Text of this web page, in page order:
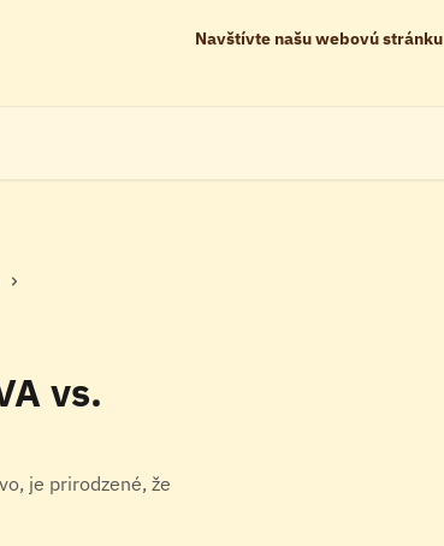
Navštívte našu webovú stránku
vs.
je prirodzené, že